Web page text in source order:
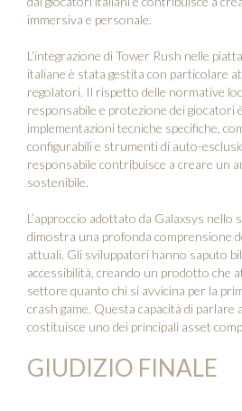
immersiva e personale.
L’integrazione di Tower Rush nelle
italiane è stata gestita con particolare
regolatori. Il rispetto delle normative
responsabile e protezione dei
implementazioni tecniche specifiche,
configurabili e strumenti di auto-
responsabile contribuisce a creare un
sostenibile.
L’approccio adottato da Galaxsys nello
dimostra una profonda comprensione
attuali. Gli sviluppatori hanno saputo
accessibilità, creando un prodotto che
settore quanto chi si avvicina per la
crash game. Questa capacità di parlare
costituisce uno dei principali asset
GIUDIZIO FINALE